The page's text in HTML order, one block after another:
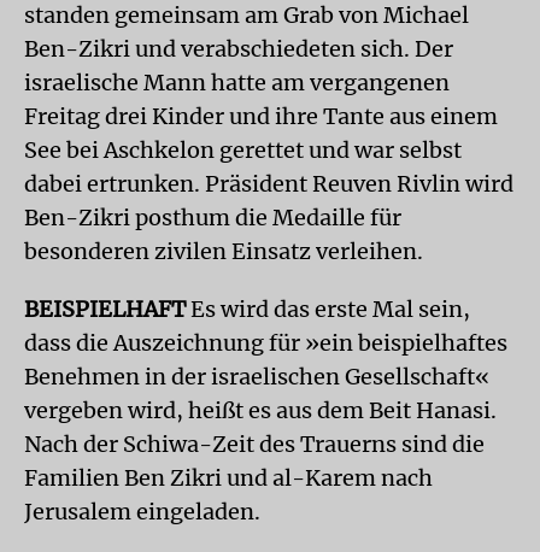
standen gemeinsam am Grab von Michael
Ben-Zikri und verabschiedeten sich. Der
israelische Mann hatte am vergangenen
Freitag drei Kinder und ihre Tante aus einem
See bei Aschkelon gerettet und war selbst
dabei ertrunken. Präsident Reuven Rivlin wird
Ben-Zikri posthum die Medaille für
besonderen zivilen Einsatz verleihen.
BEISPIELHAFTEs wird das erste Mal sein,
dass die Auszeichnung für »ein beispielhaftes
Benehmen in der israelischen Gesellschaft«
vergeben wird, heißt es aus dem Beit Hanasi.
Nach der Schiwa-Zeit des Trauerns sind die
Familien Ben Zikri und al-Karem nach
Jerusalem eingeladen.